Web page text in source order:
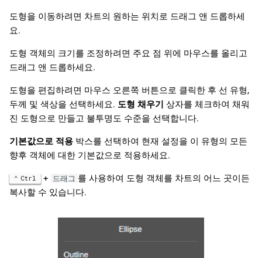
도형을 이동하려면 차트의 원하는 위치로 드래그 앤 드롭하세
요.
도형 객체의 크기를 조정하려면 주요 점 위에 마우스를 올리고
드래그 앤 드롭하세요.
도형을 편집하려면 마우스 오른쪽 버튼으로 클릭한 후 선 유형,
두께 및 색상을 선택하세요. 도형 채우기 상자를 체크하여 채워
진 도형으로 만들고 불투명도 수준을 선택합니다.
기본값으로 적용 박스를 선택하여 현재 설정을 이 유형의 모든
향후 객체에 대한 기본값으로 적용하세요.
Ctrl + 드래그 를 사용하여 도형 객체를 차트의 어느 곳이든
복사할 수 있습니다.